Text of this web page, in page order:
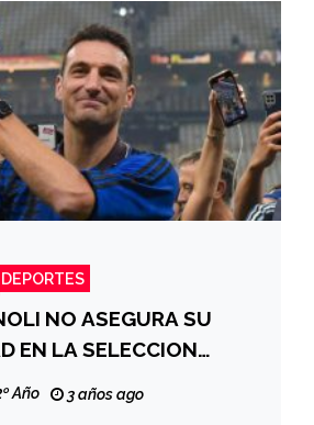
DEPORTES
NO ASEGURA SU
EN LA SELECCION
Año 3 años ago